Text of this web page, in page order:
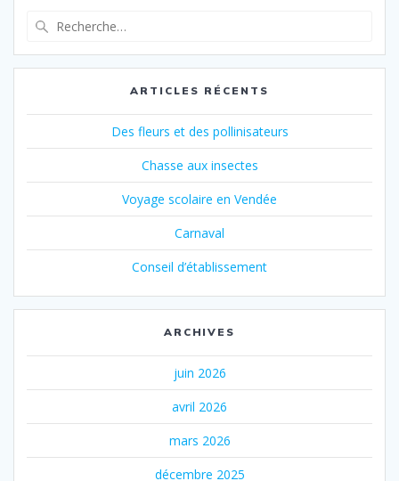
:
ARTICLES RÉCENTS
Des fleurs et des pollinisateurs
Chasse aux insectes
Voyage scolaire en Vendée
Carnaval
Conseil d’établissement
ARCHIVES
juin 2026
avril 2026
mars 2026
décembre 2025